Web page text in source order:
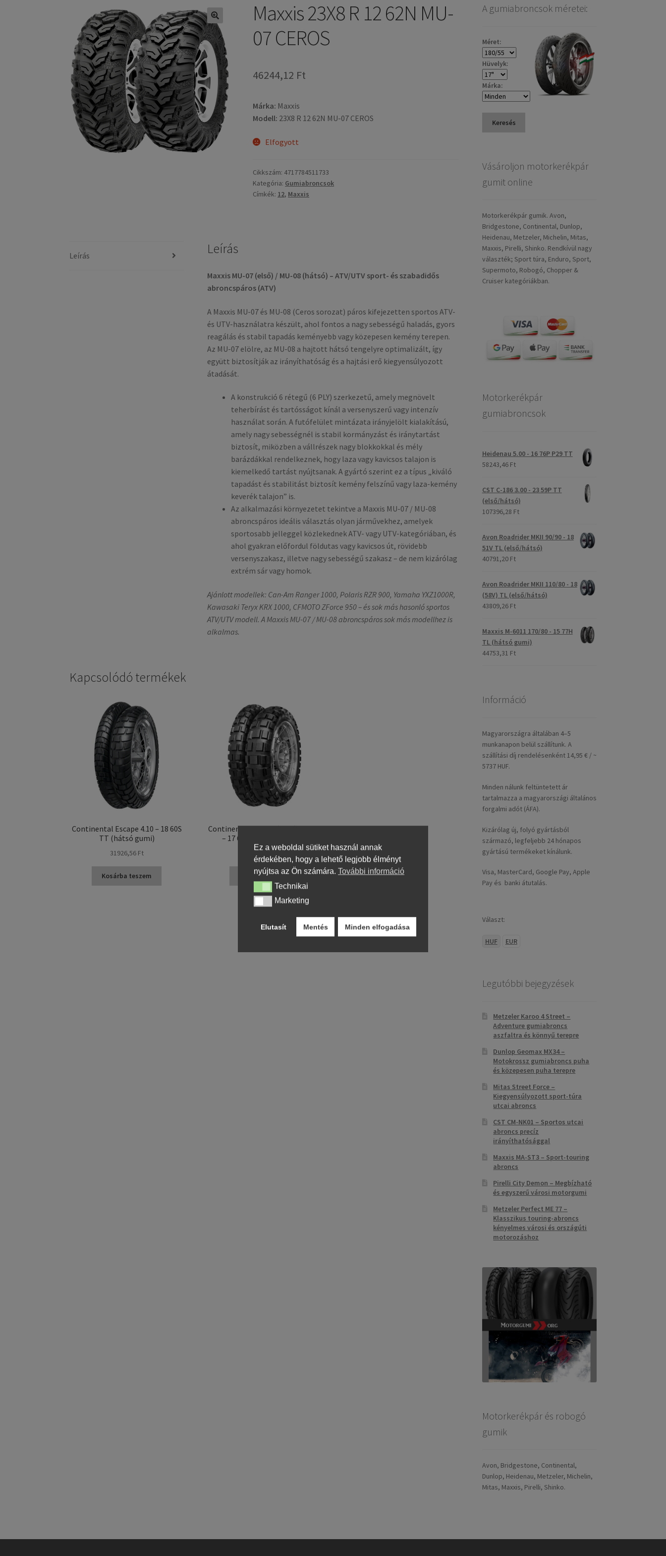
Maxxis 23X8 R 12 62N MU-
07 CEROS
46244,12 Ft
Márka: Maxxis
Modell: 23X8 R 12 62N MU-07 CEROS
Elfogyott
Cikkszám: 4717784511733
Kategória: Gumiabroncsok
Címkék: 12, Maxxis
Leírás Leírás
Maxxis MU-07 (első) / MU-08 (hátsó) – ATV/UTV sport- és szabadidős
abroncspáros (ATV)
A Maxxis MU-07 és MU-08 (Ceros sorozat) páros kifejezetten sportos ATV-
és UTV-használatra készült, ahol fontos a nagy sebességű haladás, gyors
reagálás és stabil tapadás keményebb vagy közepesen kemény terepen.
Az MU-07 elölre, az MU-08 a hajtott hátsó tengelyre optimalizált, így
együtt biztosítják az irányíthatóság és a hajtási erő kiegyensúlyozott
átadását.
A konstrukció 6 rétegű (6 PLY) szerkezetű, amely megnövelt
teherbírást és tartósságot kínál a versenyszerű vagy intenzív
használat során. A futófelület mintázata irányjelölt kialakítású,
amely nagy sebességnél is stabil kormányzást és iránytartást
biztosít, miközben a vállrészek nagy blokkokkal és mély
barázdákkal rendelkeznek, hogy laza vagy kavicsos talajon is
kiemelkedő tartást nyújtsanak. A gyártó szerint ez a típus „kiváló
tapadást és stabilitást biztosít kemény felszínű vagy laza-kemény
keverék talajon” is.
Az alkalmazási környezetet tekintve a Maxxis MU-07 / MU-08
abroncspáros ideális választás olyan járművekhez, amelyek
sportosabb jelleggel közlekednek ATV- vagy UTV-kategóriában, és
ahol gyakran előfordul földutas vagy kavicsos út, rövidebb
versenyszakasz, illetve nagy sebességű szakasz – de nem kizárólag
extrém sár vagy homok.
Ajánlott modellek: Can-Am Ranger 1000, Polaris RZR 900, Yamaha YXZ1000R,
Kawasaki Teryx KRX 1000, CFMOTO ZForce 950 – és sok más hasonló sportos
ATV/UTV modell. A Maxxis MU-07 / MU-08 abroncspáros sok más modellhez is
alkalmas.
Kapcsolódó termékek
Continental Escape 4.10 – 18 60S
TT (hátsó gumi)
31926,56 Ft
Kosárba teszem
Continental TKC 80 (M+S) 140/80
– 17 69Q TL (hátsó gumi)
49499,10 Ft
Kosárba teszem
A gumiabroncsok méretei:
Méret:
Hüvelyk:
Márka:
Keresés
Vásároljon motorkerékpár
gumit online
Motorkerékpár gumik. Avon,
Bridgestone, Continental, Dunlop,
Heidenau, Metzeler, Michelin, Mitas,
Maxxis, Pirelli, Shinko. Rendkívül nagy
választék; Sport túra, Enduro, Sport,
Supermoto, Robogó, Chopper &
Cruiser kategóriákban.
Motorkerékpár
gumiabroncsok
Heidenau 5.00 - 16 76P P29 TT
58243,46 Ft
CST C-186 3.00 - 23 59P TT
(első/hátsó)
107396,28 Ft
Avon Roadrider MKII 90/90 - 18
51V TL (első/hátsó)
40791,20 Ft
Avon Roadrider MKII 110/80 - 18
(58V) TL (első/hátsó)
43809,26 Ft
Maxxis M-6011 170/80 - 15 77H
TL (hátsó gumi)
44753,31 Ft
Információ
Magyarországra általában 4–5
munkanapon belül szállítunk. A
szállítási díj rendelésenként 14,95 € / ~
5737 HUF.
Minden nálunk feltüntetett ár
tartalmazza a magyarországi általános
forgalmi adót (ÁFA).
Kizárólag új, folyó gyártásból
származó, legfeljebb 24 hónapos
gyártású termékeket kínálunk.
Visa, MasterCard, Google Pay, Apple
Pay és banki átutalás.
Választ:
HUF EUR
Legutóbbi bejegyzések
Metzeler Karoo 4 Street –
Adventure gumiabroncs
aszfaltra és könnyű terepre
Dunlop Geomax MX34 –
Motokrossz gumiabroncs puha
és közepesen puha terepre
Mitas Street Force –
Kiegyensúlyozott sport-túra
utcai abroncs
CST CM-NK01 – Sportos utcai
abroncs precíz
irányíthatósággal
Maxxis MA-ST3 – Sport-touring
abroncs
Pirelli City Demon – Megbízható
és egyszerű városi motorgumi
Metzeler Perfect ME 77 –
Klasszikus touring-abroncs
kényelmes városi és országúti
motorozáshoz
Motorkerékpár és robogó
gumik
Avon, Bridgestone, Continental,
Dunlop, Heidenau, Metzeler, Michelin,
Mitas, Maxxis, Pirelli, Shinko.
Ez a weboldal sütiket használ annak
érdekében, hogy a lehető legjobb élményt
nyújtsa az Ön számára. További információ
TechnikaiTechnikai
MarketingMarketing
Elutasít Mentés Minden elfogadása